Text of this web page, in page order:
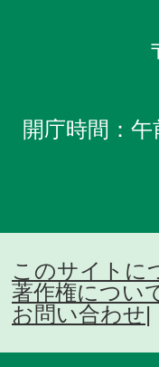
開庁時間：
このサイトに
著作権につい
お問い合わせ